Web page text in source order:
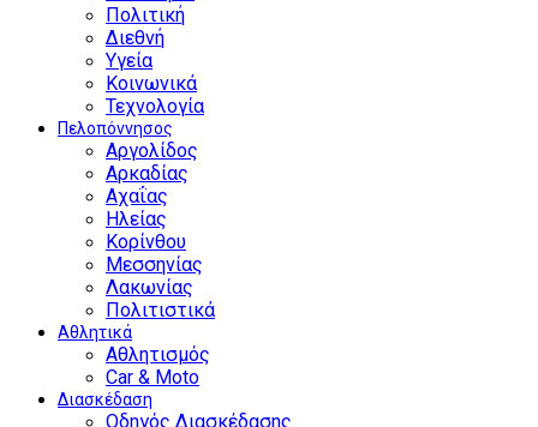
Πολιτική
Διεθνή
Υγεία
Κοινωνικά
Τεχνολογία
Πελοπόννησος
Αργολίδος
Αρκαδίας
Αχαΐας
Ηλείας
Κορίνθου
Μεσσηνίας
Λακωνίας
Πολιτιστικά
Αθλητικά
Αθλητισμός
Car & Moto
Διασκέδαση
Οδηγός Διασκέδασης